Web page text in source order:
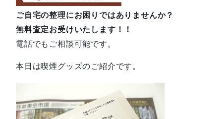
ご自宅の整理にお困りではありませんか？
無料査定お受けいたします！！
電話でもご相談可能です。
本日は喫煙グッズのご紹介です。